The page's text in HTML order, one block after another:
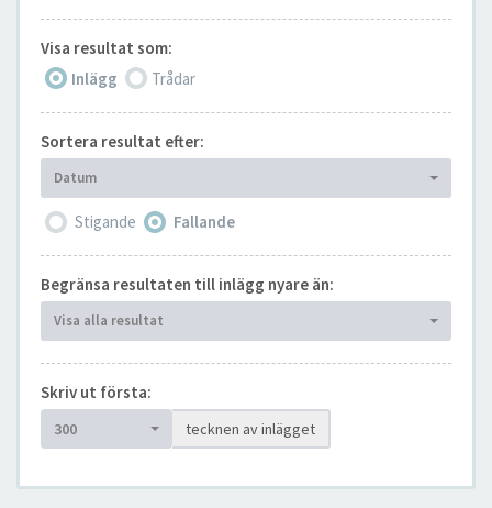
Visa resultat som:
Inlägg
Trådar
Sortera resultat efter:
Datum
Stigande Fallande
Begränsa resultaten till inlägg nyare än:
Visa alla resultat
Skriv ut första:
300 tecknen av inlägget